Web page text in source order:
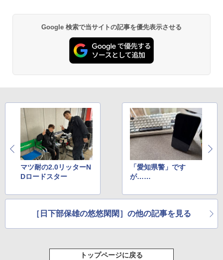
Google 検索で当サイトの記事を優先表示させる
マツ耐の2.0リッターN
Dロードスター
「愛知県警」です
が……
［日下部保雄の悠悠閑閑］の他の記事を見る
トップページに戻る